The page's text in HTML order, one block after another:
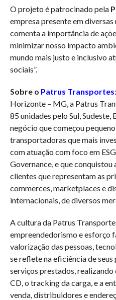
O projeto é patrocinado pela
empresa presente em diversas
comenta a importância de
minimizar nosso impacto
mundo mais justo e inclusivo
sociais”.
Sobre o Patrus Transportes
Horizonte – MG, a Patrus
85 unidades pelo Sul, Sudeste,
negócio que começou
transportadoras que mais
com atuação com foco em
Governance, e que conquistou
clientes que representam as
commerces, marketplaces e
internacionais, de diversos
A cultura da Patrus
empreendedorismo e esforço
valorização das pessoas,
se reflete na eficiência de
serviços prestados,
CD, o tracking da carga, e a
venda, distribuidores e